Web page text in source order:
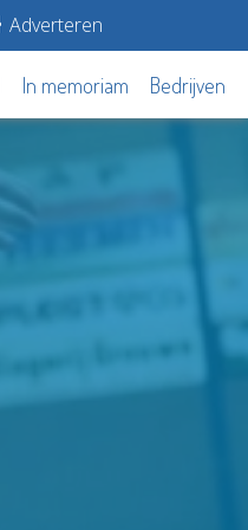
Adverteren
In memoriam Bedrijven